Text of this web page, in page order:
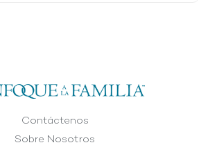
Contáctenos
Sobre Nosotros